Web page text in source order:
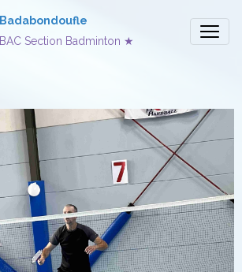
Badabondoufle
BAC Section Badminton ★